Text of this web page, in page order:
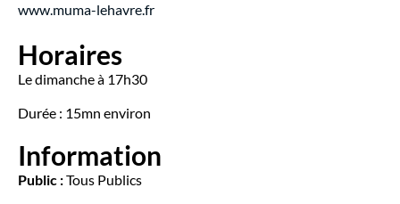
www.muma-lehavre.fr
Horaires
Le dimanche à 17h30
Durée : 15mn environ
Information
Public :Tous Publics